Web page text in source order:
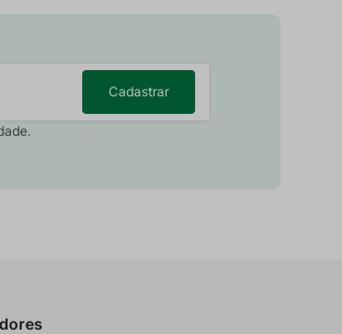
Cadastrar